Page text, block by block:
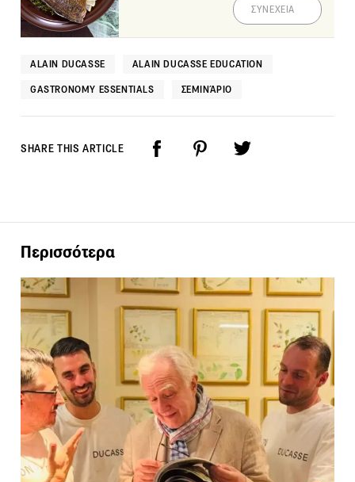
ΣΥΝΕΧΕΙΑ
ALAIN DUCASSE ALAIN DUCASSE EDUCATION
GASTRONOMY ESSENTIALS ΣΕΜΙΝΆΡΙΟ
SHARE THIS ARTICLE
Περισσότερα